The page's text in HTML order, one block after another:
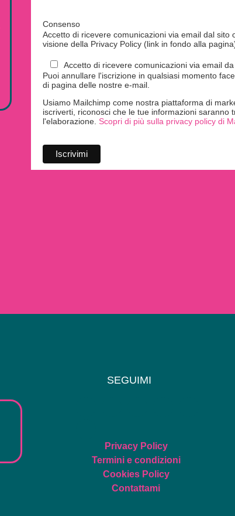
Consenso
Accetto di ricevere comunicazioni via email dal sito
visione della Privacy Policy (link in fondo alla
Accetto di ricevere comunicazioni via email
Puoi annullare l'iscrizione in qualsiasi momento
di pagina delle nostre e-mail.
Usiamo Mailchimp come nostra piattaforma di
iscriverti, riconosci che le tue informazioni saranno
l'elaborazione. Scopri di più sulla privacy policy di
SEGUIMI
Privacy Policy
Termini e condizioni
Cookies Policy
Contattami